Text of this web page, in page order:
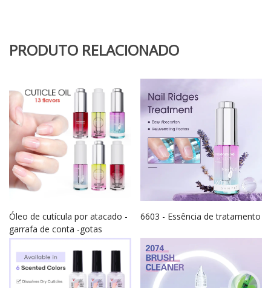
PRODUTO RELACIONADO
Óleo de cutícula por atacado -
garrafa de conta -gotas
6603 - Essência de tratamento